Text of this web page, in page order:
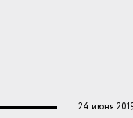
24 июня